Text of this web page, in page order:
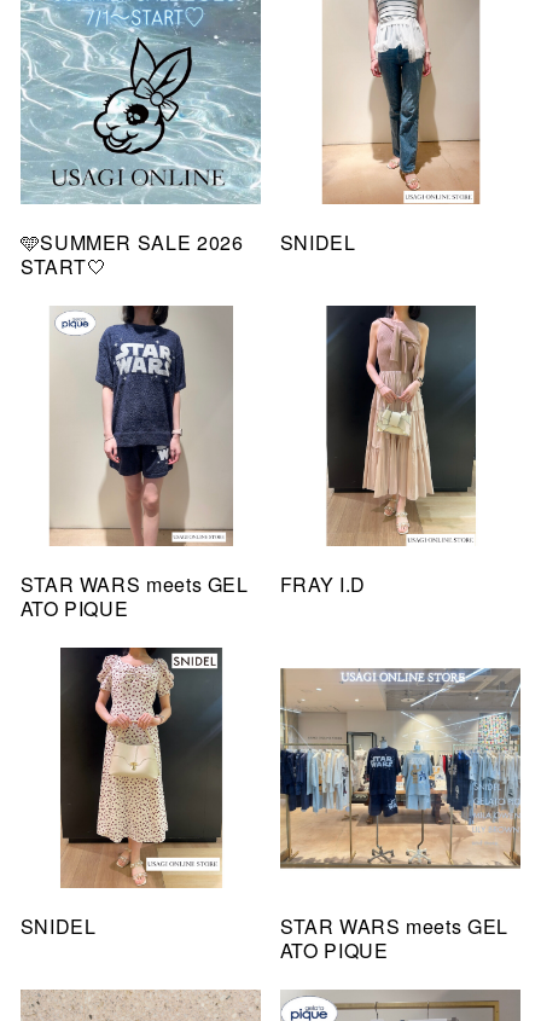
🩵SUMMER SALE 2026
START🤍
SNIDEL
STAR WARS meets GEL
ATO PIQUE
FRAY I.D
SNIDEL
STAR WARS meets GEL
ATO PIQUE